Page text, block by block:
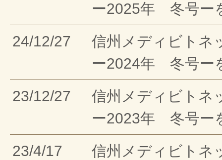
ー2025年 冬号ー
24/12/27
信州メディビトネ
ー2024年 冬号ー
23/12/27
信州メディビトネ
ー2023年 冬号ー
23/4/17
信州メディビトネ